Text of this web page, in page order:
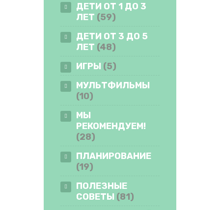
ДЕТИ ОТ 1 ДО 3
ЛЕТ (59)
ДЕТИ ОТ 3 ДО 5
ЛЕТ (48)
ИГРЫ (5)
МУЛЬТФИЛЬМЫ
(10)
МЫ
РЕКОМЕНДУЕМ!
(28)
ПЛАНИРОВАНИЕ
(19)
ПОЛЕЗНЫЕ
СОВЕТЫ (81)